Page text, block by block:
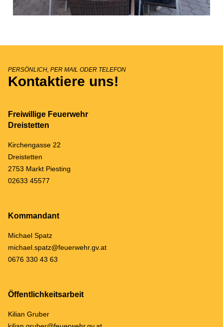
PERSÖNLICH, PER MAIL ODER TELEFON
Kontaktiere uns!
Freiwillige Feuerwehr
Dreistetten
Kirchengasse 22
Dreistetten
2753 Markt Piesting
02633 45577
Kommandant
Michael Spatz
michael.spatz@feuerwehr.gv.at
0676 330 43 63
Öffentlichkeitsarbeit
Kilian Gruber